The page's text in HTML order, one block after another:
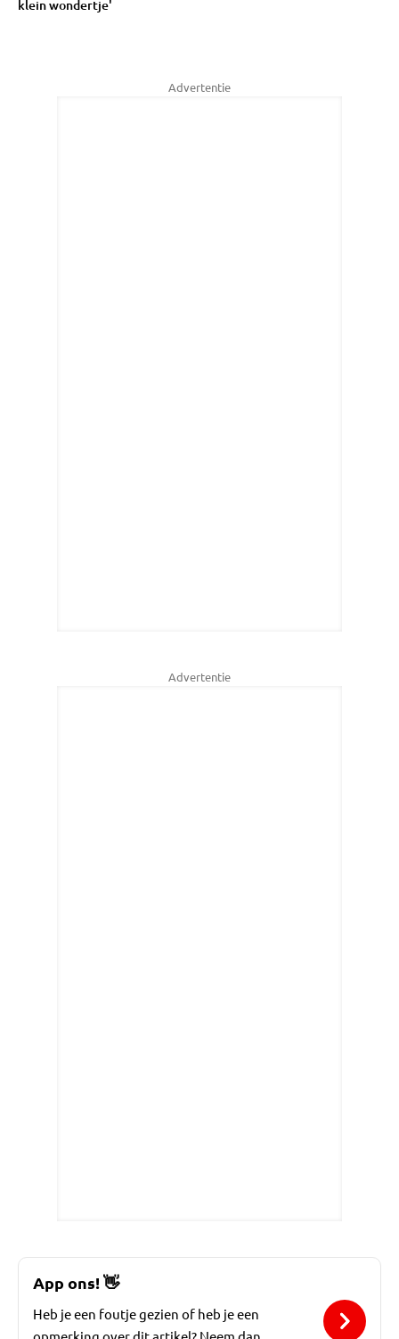
klein wondertje'
Advertentie
Advertentie
App ons!👋
Heb je een foutje gezien of heb je een